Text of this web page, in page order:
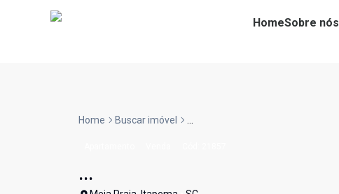
HomeSobre nós
Home Buscar imóvel ...
...